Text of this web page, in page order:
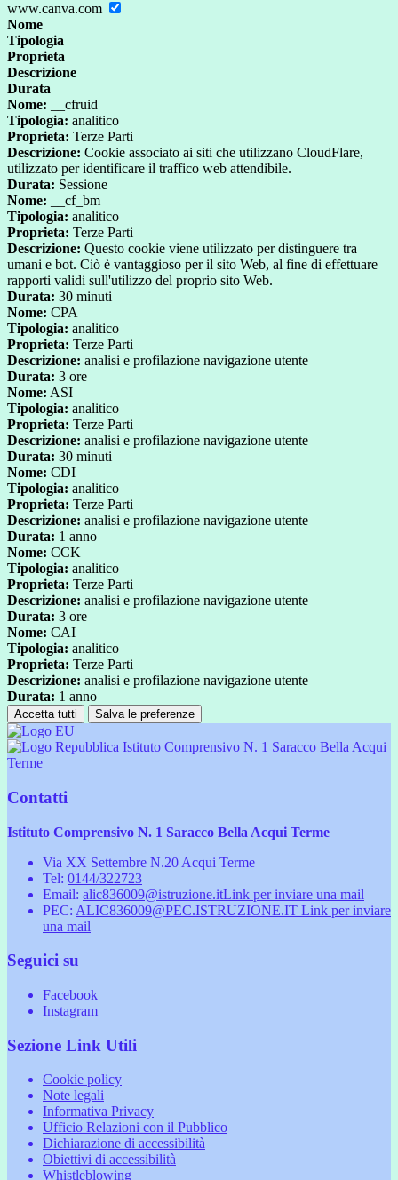
www.canva.com
Nome
Tipologia
Proprieta
Descrizione
Durata
Nome: __cfruid
Tipologia: analitico
Proprieta: Terze Parti
Descrizione: Cookie associato ai siti che utilizzano CloudFlare,
utilizzato per identificare il traffico web attendibile.
Durata: Sessione
Nome: __cf_bm
Tipologia: analitico
Proprieta: Terze Parti
Descrizione: Questo cookie viene utilizzato per distinguere tra
umani e bot. Ciò è vantaggioso per il sito Web, al fine di effettuare
rapporti validi sull'utilizzo del proprio sito Web.
Durata: 30 minuti
Nome: CPA
Tipologia: analitico
Proprieta: Terze Parti
Descrizione: analisi e profilazione navigazione utente
Durata: 3 ore
Nome: ASI
Tipologia: analitico
Proprieta: Terze Parti
Descrizione: analisi e profilazione navigazione utente
Durata: 30 minuti
Nome: CDI
Tipologia: analitico
Proprieta: Terze Parti
Descrizione: analisi e profilazione navigazione utente
Durata: 1 anno
Nome: CCK
Tipologia: analitico
Proprieta: Terze Parti
Descrizione: analisi e profilazione navigazione utente
Durata: 3 ore
Nome: CAI
Tipologia: analitico
Proprieta: Terze Parti
Descrizione: analisi e profilazione navigazione utente
Durata: 1 anno
Accetta tutti Salva le preferenze
Istituto Comprensivo N. 1 Saracco Bella Acqui
Terme
Contatti
Istituto Comprensivo N. 1 Saracco Bella Acqui Terme
Via XX Settembre N.20 Acqui Terme
Tel: 0144/322723
Email: alic836009@istruzione.itLink per inviare una mail
PEC: ALIC836009@PEC.ISTRUZIONE.IT Link per inviare
una mail
Seguici su
Facebook
Instagram
Sezione Link Utili
Cookie policy
Note legali
Informativa Privacy
Ufficio Relazioni con il Pubblico
Dichiarazione di accessibilità
Obiettivi di accessibilità
Whistleblowing